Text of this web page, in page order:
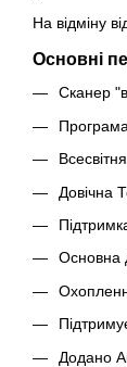
На відміну
Основні
Сканер
Довічна
Основна
Додано